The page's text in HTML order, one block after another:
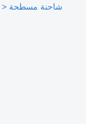
شاحنة مسطحة < 3.5طن Sinotruk Howo